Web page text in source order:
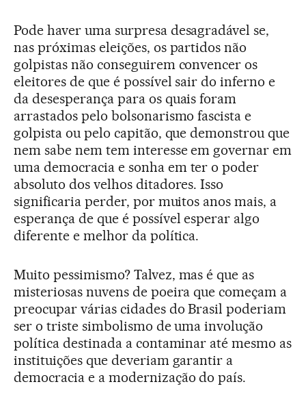
Pode haver uma surpresa desagradável se,
nas próximas eleições, os partidos não
golpistas não conseguirem convencer os
eleitores de que é possível sair do inferno e
da desesperança para os quais foram
arrastados pelo bolsonarismo fascista e
golpista ou pelo capitão, que demonstrou que
nem sabe nem tem interesse em governar em
uma democracia e sonha em ter o poder
absoluto dos velhos ditadores. Isso
significaria perder, por muitos anos mais, a
esperança de que é possível esperar algo
diferente e melhor da política.
Muito pessimismo? Talvez, mas é que as
misteriosas nuvens de poeira que começam a
preocupar várias cidades do Brasil poderiam
ser o triste simbolismo de uma involução
política destinada a contaminar até mesmo as
instituições que deveriam garantir a
democracia e a modernização do país.